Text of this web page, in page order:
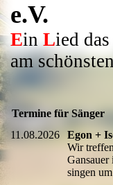
e.V.
Ein Lied
am
Termine für Sänger
11.08.2026
Egon +
Wir
singen